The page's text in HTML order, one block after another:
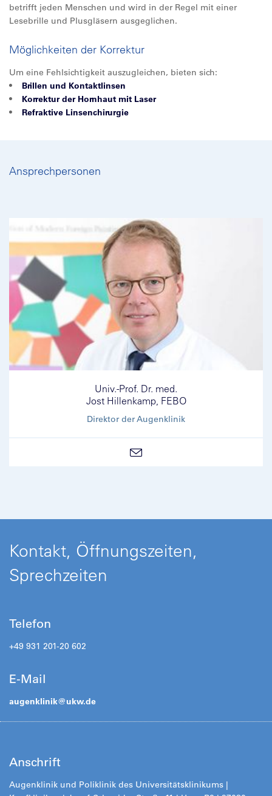
betrifft jeden Menschen und wird in der Regel mit einer
Lesebrille und Plusgläsern ausgeglichen.
Möglichkeiten der Korrektur
Um eine Fehlsichtigkeit auszugleichen, bieten sich:
• Brillen und Kontaktlinsen
• Korrektur der Hornhaut mit Laser
• Refraktive Linsenchirurgie
Ansprechpersonen
Univ.-Prof. Dr. med.
Jost Hillenkamp, FEBO
Direktor der Augenklinik
Kontakt, Öffnungszeiten,
Sprechzeiten
Telefon
+49 931 201-20 602
E-Mail
augenklinik@ukw.de
Anschrift
Augenklinik und Poliklinik des Universitätsklinikums |